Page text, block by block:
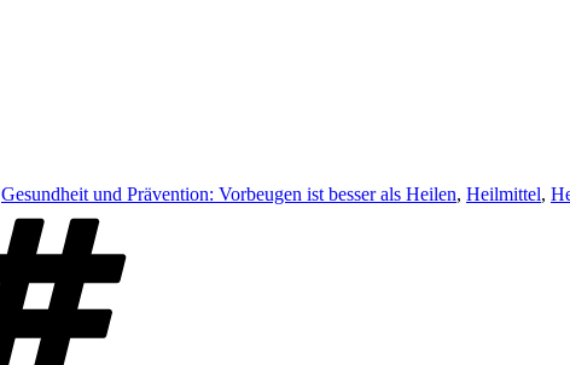
Gesundheit und Prävention: Vorbeugen ist besser als Heilen, Heilmittel,